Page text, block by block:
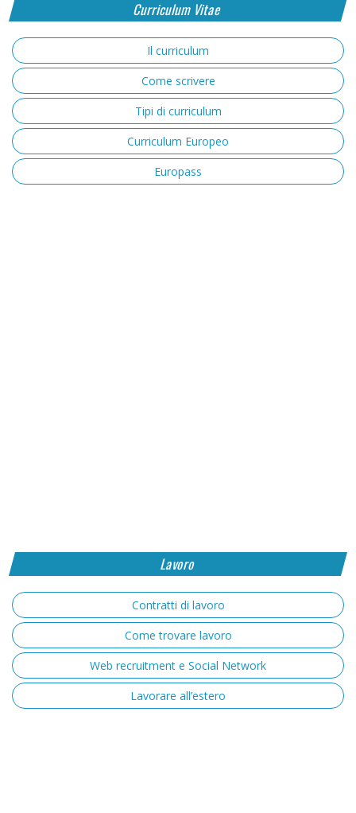
Curriculum Vitae
Il curriculum
Come scrivere
Tipi di curriculum
Curriculum Europeo
Europass
Lavoro
Contratti di lavoro
Come trovare lavoro
Web recruitment e Social Network
Lavorare all’estero